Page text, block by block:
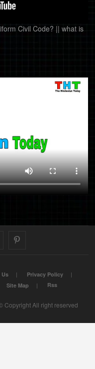
Civil Code? || what is
TwitterPinterest
Us
Privacy Policy
Site Map Rss
Copyright All right reserved